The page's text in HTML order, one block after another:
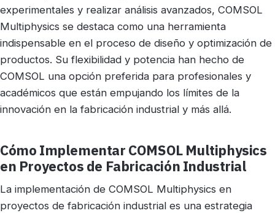
experimentales y realizar análisis avanzados, COMSOL
Multiphysics se destaca como una herramienta
indispensable en el proceso de diseño y optimización de
productos. Su flexibilidad y potencia han hecho de
COMSOL una opción preferida para profesionales y
académicos que están empujando los límites de la
innovación en la fabricación industrial y más allá.
Cómo Implementar COMSOL Multiphysics
en Proyectos de Fabricación Industrial
La implementación de COMSOL Multiphysics en
proyectos de fabricación industrial es una estrategia